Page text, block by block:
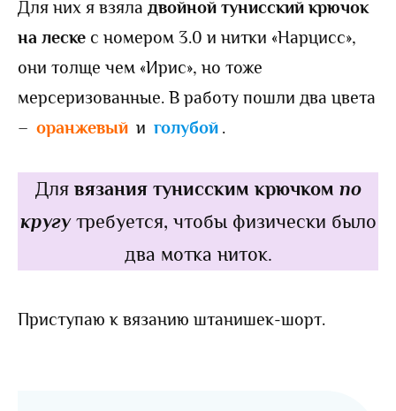
Для них я взяла двойной тунисский крючок
на леске с номером 3.0 и нитки «Нарцисс»,
они толще чем «Ирис», но тоже
мерсеризованные. В работу пошли два цвета
– оранжевый и голубой .
Для вязания тунисским крючком по
кругутребуется, чтобы физически было
два мотка ниток.
Приступаю к вязанию штанишек-шорт.